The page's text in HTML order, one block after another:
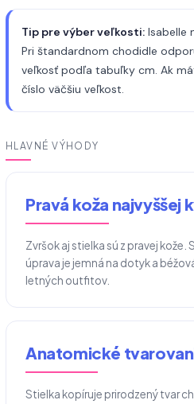
Tip pre výber veľkosti: Isabelle
Pri štandardnom chodidle
veľkosť podľa tabuľky cm. Ak
číslo väčšiu veľkost.
HLAVNÉ VÝHODY
Pravá koža najvyššej
Zvršok aj stielka sú z pravej
úprava je jemná na dotyk a
letných outfitov.
Anatomické
Stielka kopíruje prirodzený tvar